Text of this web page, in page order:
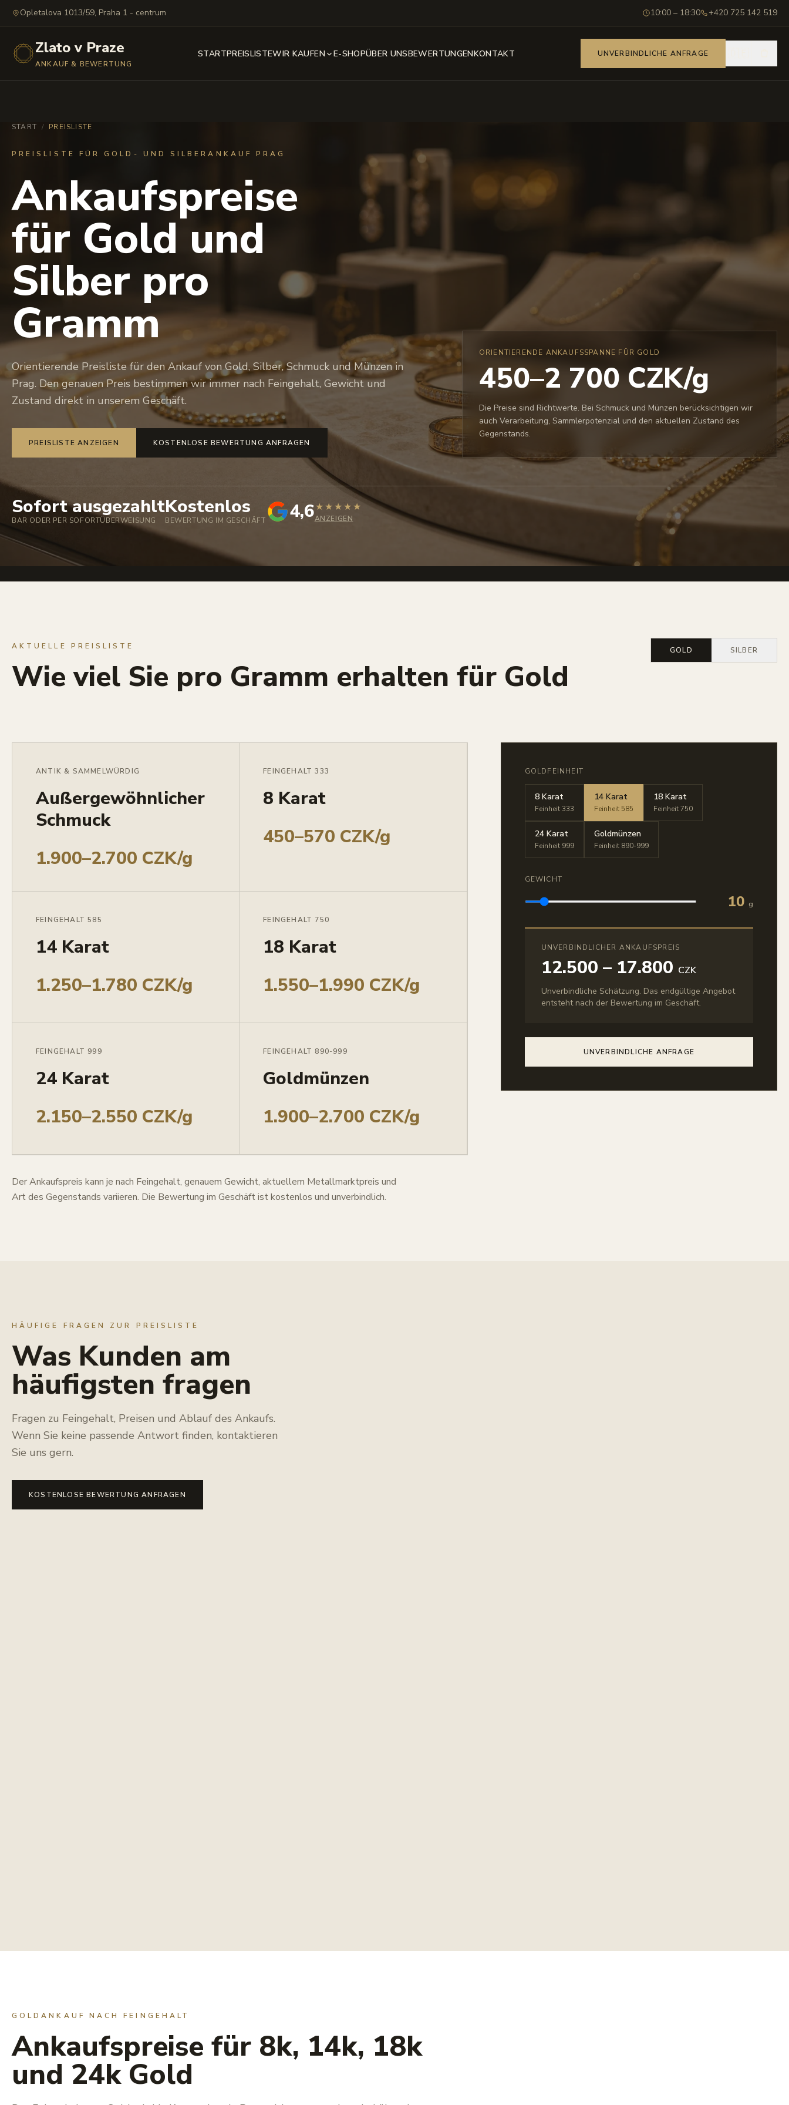
Opletalova 1013/59, Praha 1 - centrum 10:00 – 18:30 +420 725 142 519
Zlato v Praze
ANKAUF & BEWERTUNG
STARTPREISLISTEWIR KAUFEN E-SHOPÜBER UNSBEWERTUNGENKONTAKT UNVERBINDLICHE ANFRAGE
START / PREISLISTE
PREISLISTE FÜR GOLD- UND SILBERANKAUF PRAG
Ankaufspreise
für Gold und
Silber pro
Gramm
Orientierende Preisliste für den Ankauf von Gold, Silber, Schmuck und Münzen in
Prag. Den genauen Preis bestimmen wir immer nach Feingehalt, Gewicht und
Zustand direkt in unserem Geschäft.
PREISLISTE ANZEIGEN KOSTENLOSE BEWERTUNG ANFRAGEN
ORIENTIERENDE ANKAUFSSPANNE FÜR GOLD
450–2 700 CZK/g
Die Preise sind Richtwerte. Bei Schmuck und Münzen berücksichtigen wir
auch Verarbeitung, Sammlerpotenzial und den aktuellen Zustand des
Gegenstands.
Sofort ausgezahlt
BAR ODER PER SOFORTÜBERWEISUNG
Kostenlos
BEWERTUNG IM GESCHÄFT 4,6★★ ★★ ★
ANZEIGEN
AKTUELLE PREISLISTE
Wie viel Sie pro Gramm erhalten für Gold
GOLD SILBER
ANTIK & SAMMELWÜRDIG
Außergewöhnlicher
Schmuck
1.900–2.700 CZK/g
FEINGEHALT 333
8 Karat
450–570 CZK/g
FEINGEHALT 585
14 Karat
1.250–1.780 CZK/g
FEINGEHALT 750
18 Karat
1.550–1.990 CZK/g
FEINGEHALT 999
24 Karat
2.150–2.550 CZK/g
FEINGEHALT 890-999
Goldmünzen
1.900–2.700 CZK/g
Der Ankaufspreis kann je nach Feingehalt, genauem Gewicht, aktuellem Metallmarktpreis und
Art des Gegenstands variieren. Die Bewertung im Geschäft ist kostenlos und unverbindlich.
GOLDFEINHEIT
8 Karat
Feinheit 333
14 Karat
Feinheit 585
18 Karat
Feinheit 750
24 Karat
Feinheit 999
Goldmünzen
Feinheit 890-999
GEWICHT
10 g
UNVERBINDLICHER ANKAUFSPREIS
12.500 – 17.800 CZK
Unverbindliche Schätzung. Das endgültige Angebot
entsteht nach der Bewertung im Geschäft.
UNVERBINDLICHE ANFRAGE
HÄUFIGE FRAGEN ZUR PREISLISTE
Was Kunden am
häufigsten fragen
Fragen zu Feingehalt, Preisen und Ablauf des Ankaufs.
Wenn Sie keine passende Antwort finden, kontaktieren
Sie uns gern.
KOSTENLOSE BEWERTUNG ANFRAGEN
GOLDANKAUF NACH FEINGEHALT
Ankaufspreise für 8k, 14k, 18k
und 24k Gold